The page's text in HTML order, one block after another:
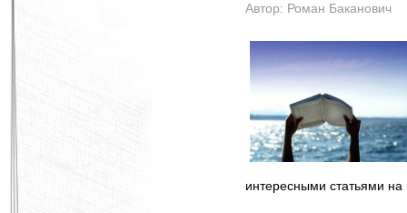
Автор: Роман Баканович
интересными статьями